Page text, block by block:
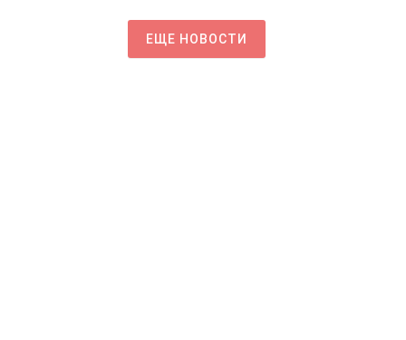
ЕЩЕ НОВОСТИ